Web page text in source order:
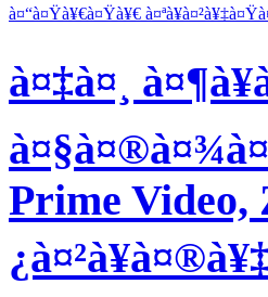
à¤“à¤Ÿà¥€à¤Ÿà¥€
à¤‡à¤¸
Prime Video,